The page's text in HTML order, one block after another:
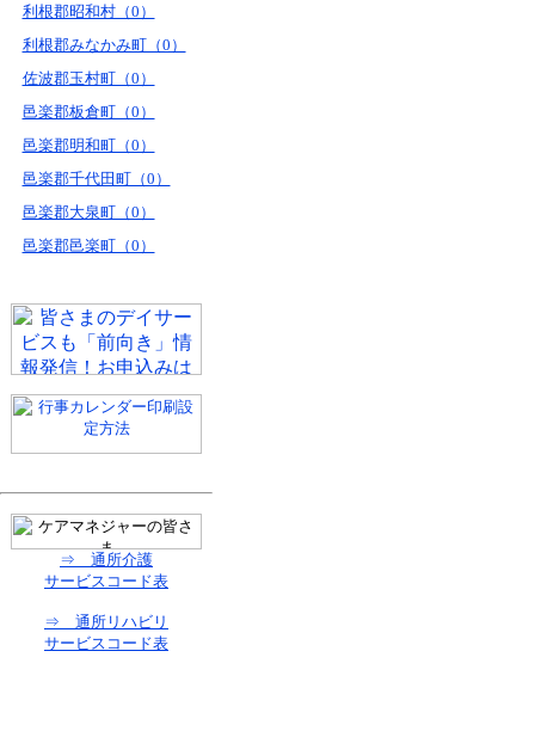
利根郡昭和村（0）
利根郡みなかみ町（0）
佐波郡玉村町（0）
邑楽郡板倉町（0）
邑楽郡明和町（0）
邑楽郡千代田町（0）
邑楽郡大泉町（0）
邑楽郡邑楽町（0）
⇒ 通所介護
サービスコード表
⇒ 通所リハビリ
サービスコード表